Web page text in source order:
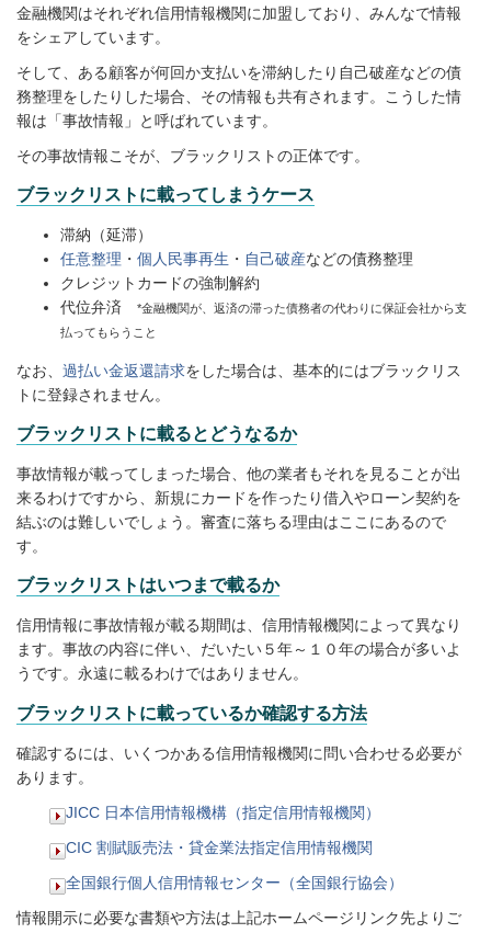
金融機関はそれぞれ信用情報機関に加盟しており、みんなで情報
をシェアしています。
そして、ある顧客が何回か支払いを滞納したり自己破産などの債
務整理をしたりした場合、その情報も共有されます。こうした情
報は「事故情報」と呼ばれています。
その事故情報こそが、ブラックリストの正体です。
ブラックリストに載ってしまうケース
滞納（延滞）
任意整理 ・ 個人民事再生 ・ 自己破産などの債務整理
クレジットカードの強制解約
代位弁済
*金融機関が、返済の滞った債務者の代わりに保証会社から支
払ってもらうこと
なお、 過払い金返還請求をした場合は、基本的にはブラックリス
トに登録されません。
ブラックリストに載るとどうなるか
事故情報が載ってしまった場合、他の業者もそれを見ることが出
来るわけですから、新規にカードを作ったり借入やローン契約を
結ぶのは難しいでしょう。審査に落ちる理由はここにあるので
す。
ブラックリストはいつまで載るか
信用情報に事故情報が載る期間は、信用情報機関によって異なり
ます。事故の内容に伴い、だいたい５年～１０年の場合が多いよ
うです。永遠に載るわけではありません。
ブラックリストに載っているか確認する方法
確認するには、いくつかある信用情報機関に問い合わせる必要が
あります。
JICC 日本信用情報機構（指定信用情報機関）
CIC 割賦販売法・貸金業法指定信用情報機関
全国銀行個人信用情報センター（全国銀行協会）
情報開示に必要な書類や方法は上記ホームページリンク先よりご